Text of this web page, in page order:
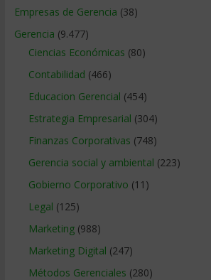
Empresas de Gerencia (38)
Gerencia (9.477)
Ciencias Económicas (80)
Contabilidad (466)
Educacion Gerencial (454)
Estrategia Empresarial (304)
Finanzas Corporativas (748)
Gerencia social y ambiental (223)
Gobierno Corporativo (11)
Legal (125)
Marketing(988)
Marketing Digital (247)
Métodos Gerenciales (280)